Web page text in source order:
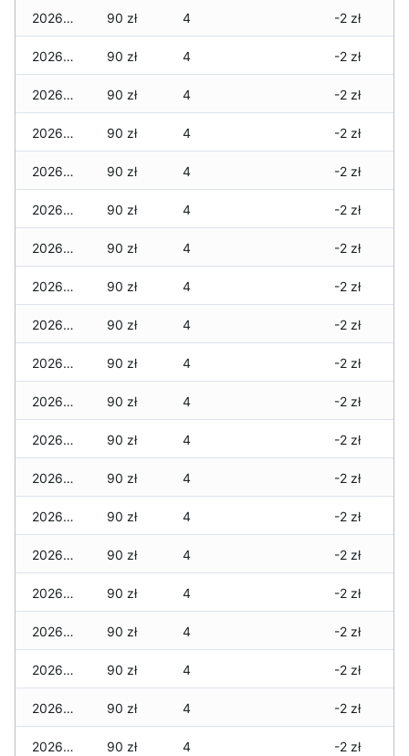
2026-07-17 90 zł 4 -2 zł
2026-07-16 90 zł 4 -2 zł
2026-07-15 90 zł 4 -2 zł
2026-07-14 90 zł 4 -2 zł
2026-07-13 90 zł 4 -2 zł
2026-07-12 90 zł 4 -2 zł
2026-07-11 90 zł 4 -2 zł
2026-07-10 90 zł 4 -2 zł
2026-07-09 90 zł 4 -2 zł
2026-07-08 90 zł 4 -2 zł
2026-07-07 90 zł 4 -2 zł
2026-07-06 90 zł 4 -2 zł
2026-07-05 90 zł 4 -2 zł
2026-07-04 90 zł 4 -2 zł
2026-07-03 90 zł 4 -2 zł
2026-07-02 90 zł 4 -2 zł
2026-07-01 90 zł 4 -2 zł
2026-06-30 90 zł 4 -2 zł
2026-06-28 90 zł 4 -2 zł
2026-06-27 90 zł 4 -2 zł